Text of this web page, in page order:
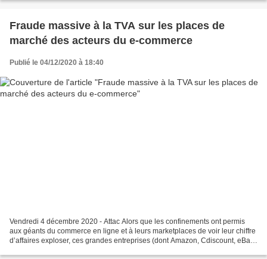
Fraude massive à la TVA sur les places de
marché des acteurs du e-commerce
Publié le 04/12/2020 à 18:40
Vendredi 4 décembre 2020 - Attac Alors que les confinements ont permis
aux géants du commerce en ligne et à leurs marketplaces de voir leur chiffre
d’affaires exploser, ces grandes entreprises (dont Amazon, Cdiscount, eBay